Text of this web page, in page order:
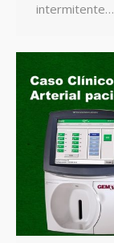
intermitente…